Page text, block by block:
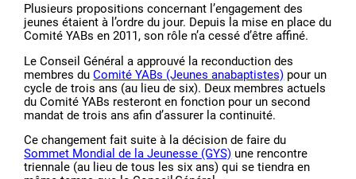
Plusieurs propositions concernant l’engagement des
jeunes étaient à l’ordre du jour. Depuis la mise en place du
Comité YABs en 2011, son rôle n’a cessé d’être affiné.
Le Conseil Général a approuvé la reconduction des
membres duComité YABs (Jeunes anabaptistes) pour un
cycle de trois ans (au lieu de six). Deux membres actuels
du Comité YABs resteront en fonction pour un second
mandat de trois ans afin d’assurer la continuité.
Ce changement fait suite à la décision de faire du
Sommet Mondial de la Jeunesse (GYS) une rencontre
triennale (au lieu de tous les six ans) qui se tiendra en